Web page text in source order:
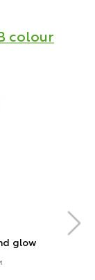
colour
glow